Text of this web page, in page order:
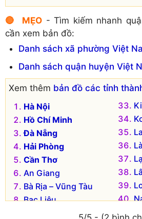
🔴 MẸO- Tìm kiếm nhanh
cần xem bản đồ:
Danh sách xã phường Việt
Danh sách quận huyện Việt
Xem thêm bản đồ các tỉnh
Hà Nội
Hồ Chí Minh
Đà Nẵng
Hải Phòng
Cần Thơ
An Giang
Bà Rịa – Vũng Tàu
Bạc Liêu